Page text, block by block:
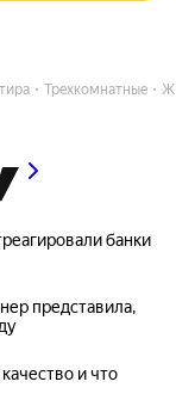
Трехкомнатные
банки
представила,
и что